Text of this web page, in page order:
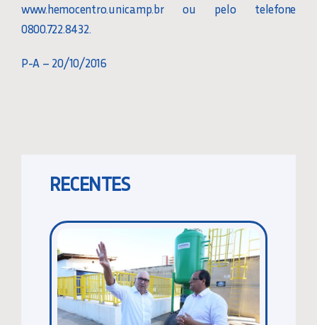
www.hemocentro.unicamp.br ou pelo telefone
0800.722.8432.
P-A – 20/10/2016
RECENTES